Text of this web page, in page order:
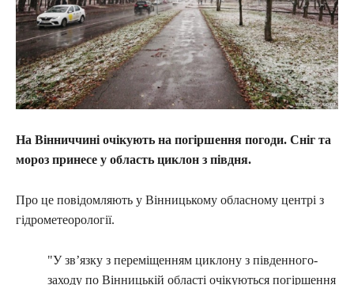
На Вінниччині очікують на погіршення погоди. Сніг та
мороз принесе у область циклон з півдня.
Про це повідомляють у Вінницькому обласному центрі з
гідрометеорології.
"У зв’язку з переміщенням циклону з південного-
заходу по Вінницькій області очікуються погіршення